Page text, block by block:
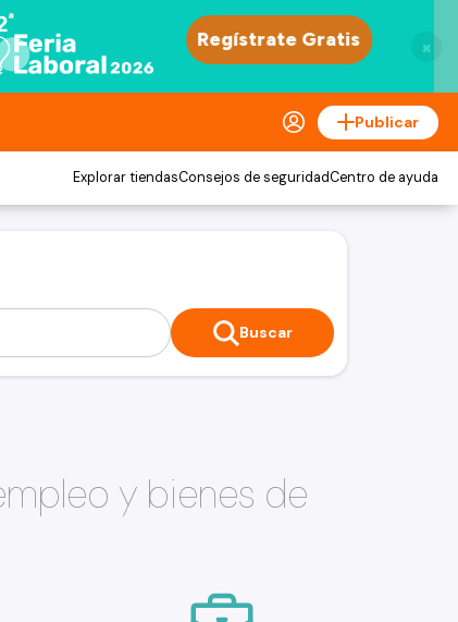
×
Publicar
Explorar tiendasConsejos de seguridadCentro de ayuda
Buscar
y bienes de